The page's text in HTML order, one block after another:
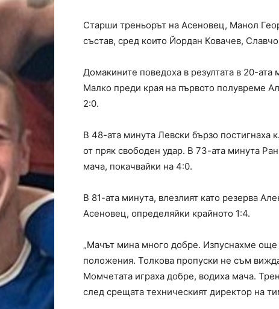
Старши треньорът на Асеновец, Манол
състав, сред които Йордан Ковачев,
Домакините поведоха в резултата в 20-
Малко преди края на първото полувреме
2:0.
В 48-ата минута Левски бързо постигнаха
от пряк свободен удар. В 73-ата минута
мача, покачвайки на 4:0.
В 81-ата минута, влезлият като резерва
Асеновец, определяйки крайното 1:4.
„Мачът мина много добре. Изпуснахме
положения. Толкова пропуски не съм
Момчетата играха добре, водиха мача.
след срещата техническият директор на